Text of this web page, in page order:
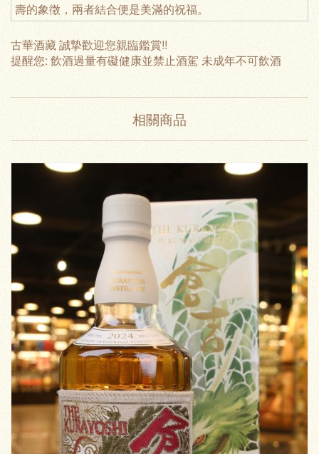
壽的象徵，兩者結合便是美滿的祝福。
古華酒藏 誠摯歡迎您親臨鑑賞!!
提醒您: 飲酒過量有礙健康並禁止酒駕 未成年不可飲酒
相關商品